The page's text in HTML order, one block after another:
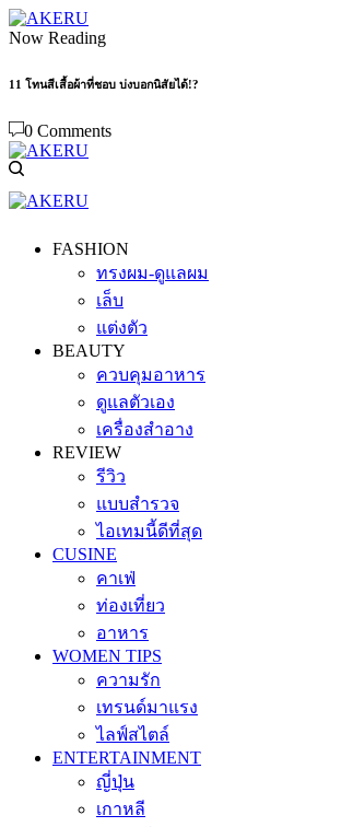
Now Reading
11 โทนสีเสื้อผ้าที่ชอบ บ่งบอกนิสัยได้!?
0 Comments
FASHION
ทรงผม-ดูแลผม
เล็บ
แต่งตัว
BEAUTY
ควบคุมอาหาร
ดูแลตัวเอง
เครื่องสำอาง
REVIEW
รีวิว
แบบสำรวจ
ไอเทมนี้ดีที่สุด
CUSINE
คาเฟ่
ท่องเที่ยว
อาหาร
WOMEN TIPS
ความรัก
เทรนด์มาแรง
ไลฟ์สไตล์
ENTERTAINMENT
ญี่ปุ่น
เกาหลี